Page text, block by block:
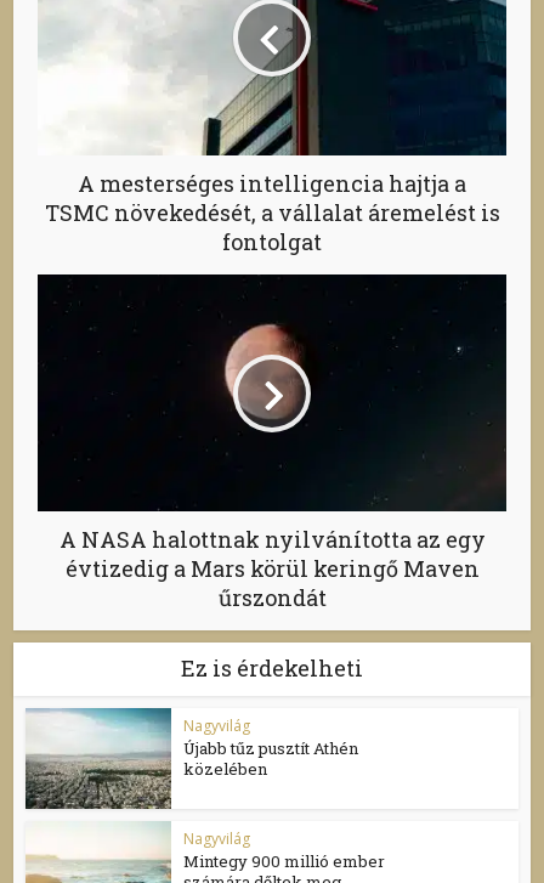
A mesterséges intelligencia hajtja a
TSMC növekedését, a vállalat áremelést is
fontolgat
A NASA halottnak nyilvánította az egy
évtizedig a Mars körül keringő Maven
űrszondát
Ez is érdekelheti
Nagyvilág
Újabb tűz pusztít Athén
közelében
Nagyvilág
Mintegy 900 millió ember